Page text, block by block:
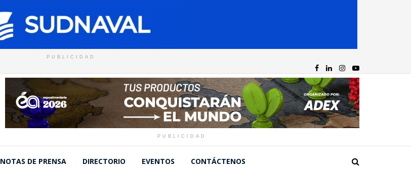
PUBLICIDAD
PUBLICIDAD
NOTAS DE PRENSA DIRECTORIO EVENTOS CONTÁCTENOS